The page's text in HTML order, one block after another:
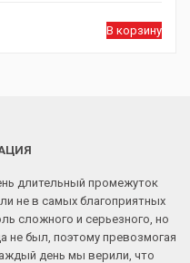
В корзину
длительный промежуток
не в самых благоприятных
сложного и серьезного, но
не был, поэтому превозмогая
день мы верили, что